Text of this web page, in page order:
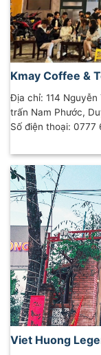
Kmay Coffee &
Địa chỉ: 114
trấn Nam Phước,
Số điện thoại: 0777
Viet Huong